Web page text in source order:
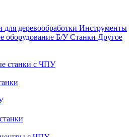
для деревообработки Инструменты
оборудование Б/У Станки Другое
станки с ЧПУ